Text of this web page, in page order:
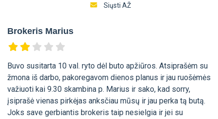
Siųsti AŽ
Brokeris Marius
Buvo susitarta 10 val. ryto dėl buto apžiūros. Atsiprašėm su
žmona iš darbo, pakoregavom dienos planus ir jau ruošėmės
važiuoti kai 9.30 skambina p. Marius ir sako, kad sorry,
įsiprašė vienas pirkėjas anksčiau mūsų ir jau perka tą butą.
Joks save gerbiantis brokeris taip nesielgia ir jei su